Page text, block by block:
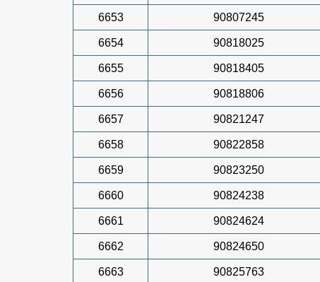
6653 90807245
6654 90818025
6655 90818405
6656 90818806
6657 90821247
6658 90822858
6659 90823250
6660 90824238
6661 90824624
6662 90824650
6663 90825763